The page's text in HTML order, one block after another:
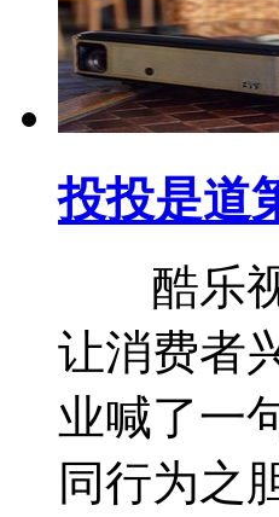
投投是道
酷乐视
让消费者
业喊了一
同行为之